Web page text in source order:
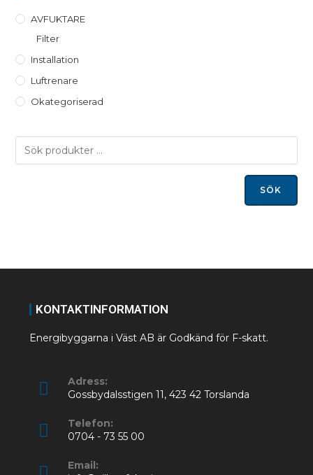
AVFUKTARE
Filter
Installation
Luftrenare
Okategoriserad
SÖK
KONTAKTINFORMATION
Energibyggarna i Väst AB är Godkänd för F-skatt.
Adress:
Gossbydalsstigen 11, 423 42 Torslanda
Telefon:
0704 - 73 55 00
Email: